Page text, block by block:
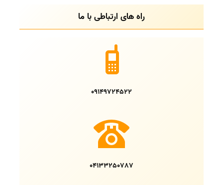
راه های ارتباطی با ما
09149724522
04133250787